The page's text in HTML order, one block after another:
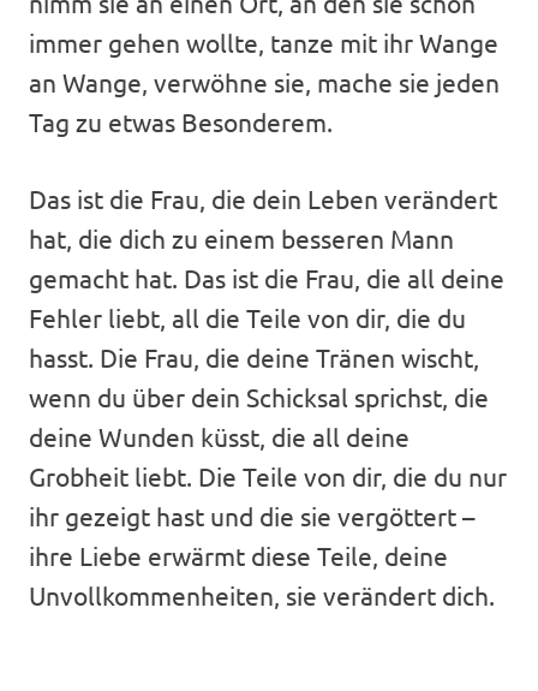
immer gehen wollte, tanze mit ihr Wange
an Wange, verwöhne sie, mache sie jeden
Tag zu etwas Besonderem.
Das ist die Frau, die dein Leben verändert
hat, die dich zu einem besseren Mann
gemacht hat. Das ist die Frau, die all deine
Fehler liebt, all die Teile von dir, die du
hasst. Die Frau, die deine Tränen wischt,
wenn du über dein Schicksal sprichst, die
deine Wunden küsst, die all deine
Grobheit liebt. Die Teile von dir, die du nur
ihr gezeigt hast und die sie vergöttert –
ihre Liebe erwärmt diese Teile, deine
Unvollkommenheiten, sie verändert dich.